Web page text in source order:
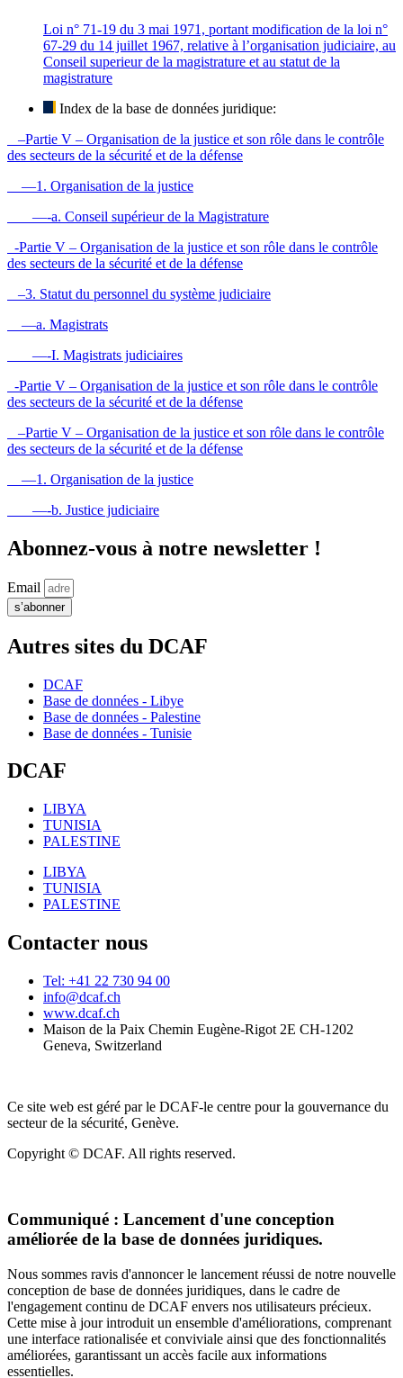
Loi n° 71-19 du 3 mai 1971, portant modification de la loi n°
67-29 du 14 juillet 1967, relative à l’organisation judiciaire, au
Conseil superieur de la magistrature et au statut de la
magistrature
Index de la base de données juridique:
–Partie V – Organisation de la justice et son rôle dans le contrôle
des secteurs de la sécurité et de la défense
—1. Organisation de la justice
—-a. Conseil supérieur de la Magistrature
-Partie V – Organisation de la justice et son rôle dans le contrôle
des secteurs de la sécurité et de la défense
–3. Statut du personnel du système judiciaire
—a. Magistrats
—-I. Magistrats judiciaires
-Partie V – Organisation de la justice et son rôle dans le contrôle
des secteurs de la sécurité et de la défense
–Partie V – Organisation de la justice et son rôle dans le contrôle
des secteurs de la sécurité et de la défense
—1. Organisation de la justice
—-b. Justice judiciaire
Abonnez-vous à notre newsletter !
Email
s’abonner
Autres sites du DCAF
DCAF
Base de données - Libye
Base de données - Palestine
Base de données - Tunisie
DCAF
LIBYA
TUNISIA
PALESTINE
LIBYA
TUNISIA
PALESTINE
Contacter nous
Tel: +41 22 730 94 00
info@dcaf.ch
www.dcaf.ch
Maison de la Paix Chemin Eugène-Rigot 2E CH-1202
Geneva, Switzerland
Ce site web est géré par le DCAF-le centre pour la gouvernance du
secteur de la sécurité, Genève.
Copyright © DCAF. All rights reserved.
Communiqué : Lancement d'une conception
améliorée de la base de données juridiques.
Nous sommes ravis d'annoncer le lancement réussi de notre nouvelle
conception de base de données juridiques, dans le cadre de
l'engagement continu de DCAF envers nos utilisateurs précieux.
Cette mise à jour introduit un ensemble d'améliorations, comprenant
une interface rationalisée et conviviale ainsi que des fonctionnalités
améliorées, garantissant un accès facile aux informations
essentielles.